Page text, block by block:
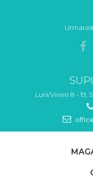
Luni/Vineri 8 - 19,